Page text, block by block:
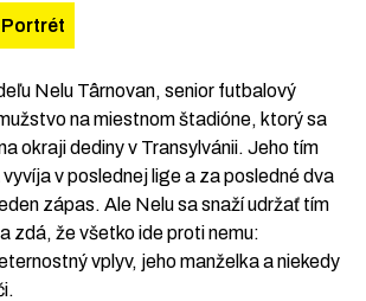
Portrét
Nelu Târnovan, senior futbalový
na miestnom štadióne, ktorý sa
okraji dediny v Transylvánii. Jeho tím
v poslednej lige a za posledné dva
zápas. Ale Nelu sa snaží udržať tím
zdá, že všetko ide proti nemu:
vplyv, jeho manželka a niekedy